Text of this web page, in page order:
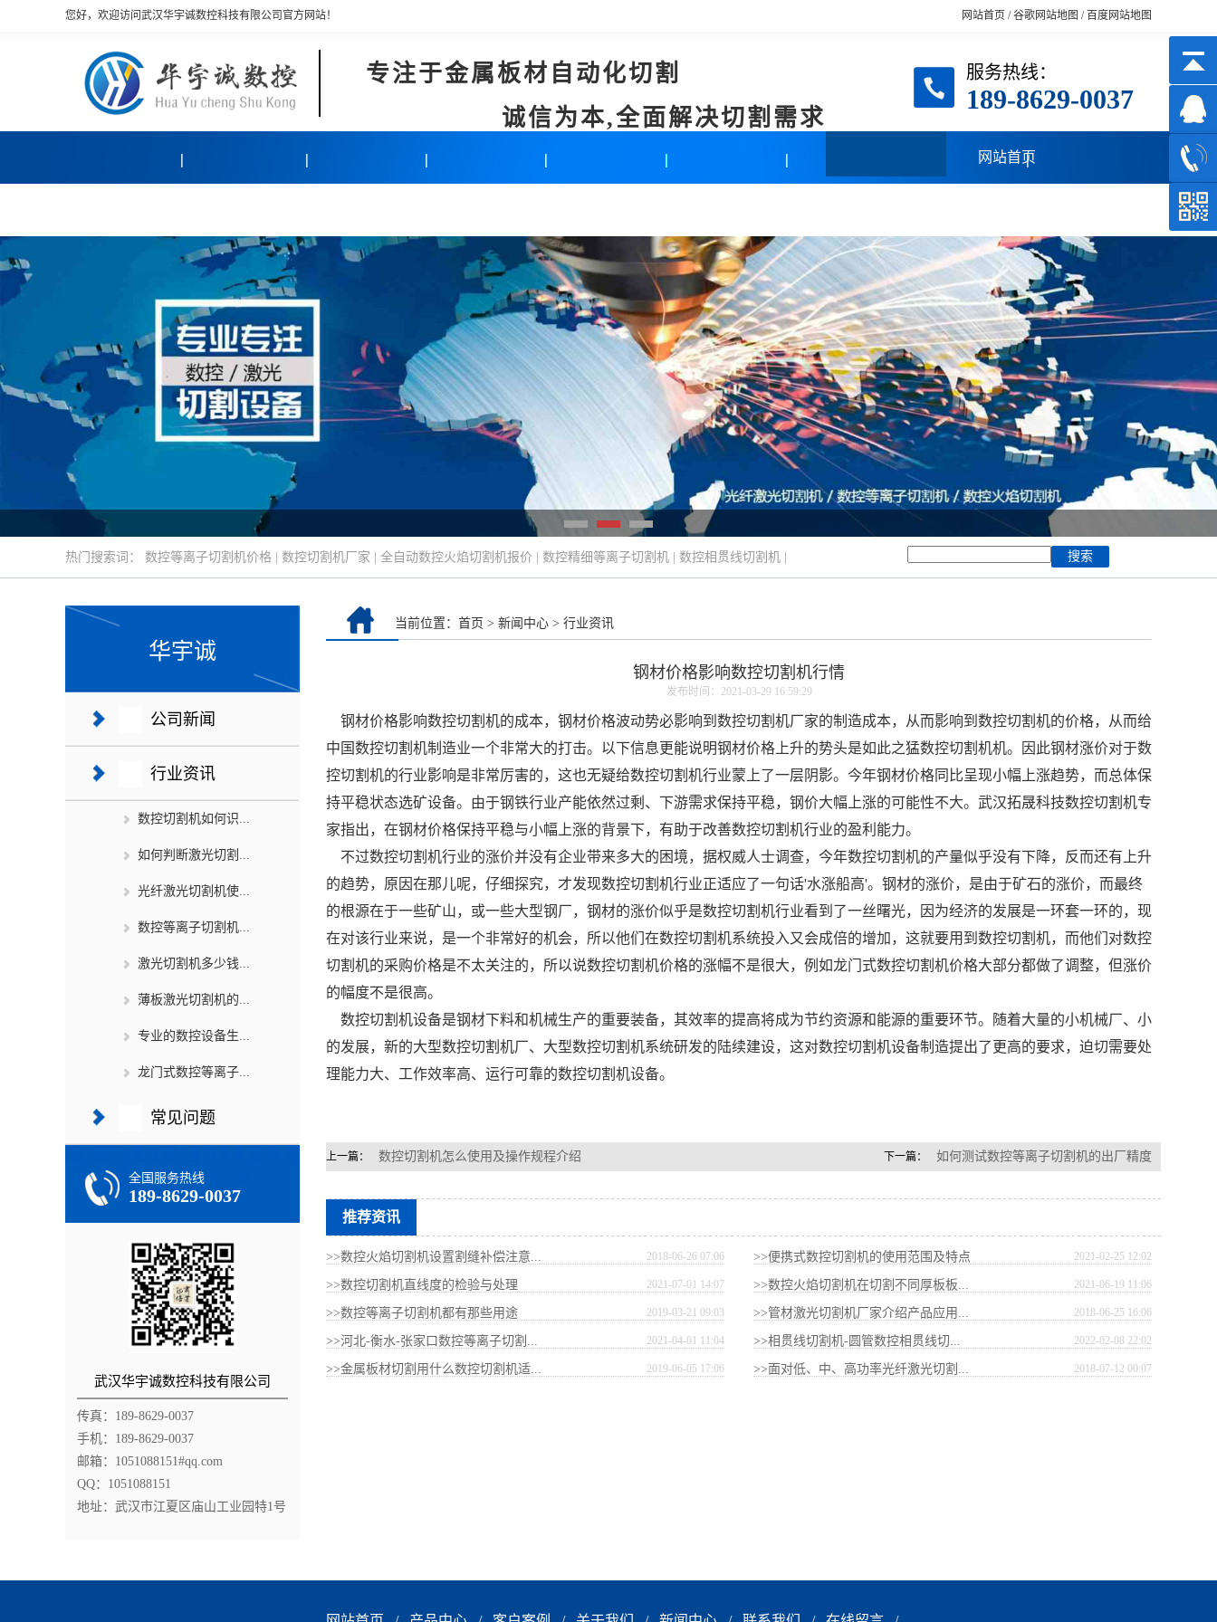
您好，欢迎访问武汉华宇诚数控科技有限公司官方网站！ 网站首页 /谷歌网站地图 / 百度网站地图
专注于金属板材自动化切割
诚信为本,全面解决切割需求
服务热线：
189-8629-0037
网站首页
热门搜索词： 数控等离子切割机价格 数控切割机厂家 全自动数控火焰切割机报价 数控精细等离子切割机 数控相贯线切割机
华宇诚
公司新闻
行业资讯
数控切割机如何识...
如何判断激光切割...
光纤激光切割机使...
数控等离子切割机...
激光切割机多少钱...
薄板激光切割机的...
专业的数控设备生...
龙门式数控等离子...
常见问题
全国服务热线
189-8629-0037
武汉华宇诚数控科技有限公司
传真：189-8629-0037
手机：189-8629-0037
邮箱：1051088151#qq.com
QQ：1051088151
地址：武汉市江夏区庙山工业园特1号
当前位置： 首页 > 新闻中心 > 行业资讯
钢材价格影响数控切割机行情
发布时间：2021-03-29 16:59:29
钢材价格影响数控切割机的成本，钢材价格波动势必影响到数控切割机厂家的制造成本，从而影响到数控切割机的价格，从而给
中国数控切割机制造业一个非常大的打击。以下信息更能说明钢材价格上升的势头是如此之猛数控切割机机。因此钢材涨价对于数
控切割机的行业影响是非常厉害的，这也无疑给数控切割机行业蒙上了一层阴影。今年钢材价格同比呈现小幅上涨趋势，而总体保
持平稳状态选矿设备。由于钢铁行业产能依然过剩、下游需求保持平稳，钢价大幅上涨的可能性不大。武汉拓晟科技数控切割机专
家指出，在钢材价格保持平稳与小幅上涨的背景下，有助于改善数控切割机行业的盈利能力。
不过数控切割机行业的涨价并没有企业带来多大的困境，据权威人士调查，今年数控切割机的产量似乎没有下降，反而还有上升
的趋势，原因在那儿呢，仔细探究，才发现数控切割机行业正适应了一句话'水涨船高'。钢材的涨价，是由于矿石的涨价，而最终
的根源在于一些矿山，或一些大型钢厂，钢材的涨价似乎是数控切割机行业看到了一丝曙光，因为经济的发展是一环套一环的，现
在对该行业来说，是一个非常好的机会，所以他们在数控切割机系统投入又会成倍的增加，这就要用到数控切割机，而他们对数控
切割机的采购价格是不太关注的，所以说数控切割机价格的涨幅不是很大，例如龙门式数控切割机价格大部分都做了调整，但涨价
的幅度不是很高。
数控切割机设备是钢材下料和机械生产的重要装备，其效率的提高将成为节约资源和能源的重要环节。随着大量的小机械厂、小
的发展，新的大型数控切割机厂、大型数控切割机系统研发的陆续建设，这对数控切割机设备制造提出了更高的要求，迫切需要处
理能力大、工作效率高、运行可靠的数控切割机设备。
上一篇： 数控切割机怎么使用及操作规程介绍 下一篇： 如何测试数控等离子切割机的出厂精度
推荐资讯
>>数控火焰切割机设置割缝补偿注意... 2018-06-26 07:06
>>数控切割机直线度的检验与处理 2021-07-01 14:07
>>数控等离子切割机都有那些用途 2019-03-21 09:03
>>河北-衡水-张家口数控等离子切割... 2021-04-01 11:04
>>金属板材切割用什么数控切割机适... 2019-06-05 17:06
>>便携式数控切割机的使用范围及特点 2021-02-25 12:02
>>数控火焰切割机在切割不同厚板板... 2021-06-19 11:06
>>管材激光切割机厂家介绍产品应用... 2018-06-25 16:06
>>相贯线切割机-圆管数控相贯线切... 2022-02-08 22:02
>>面对低、中、高功率光纤激光切割... 2018-07-12 00:07